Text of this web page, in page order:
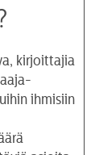
kirjoittajia
ihmisiin